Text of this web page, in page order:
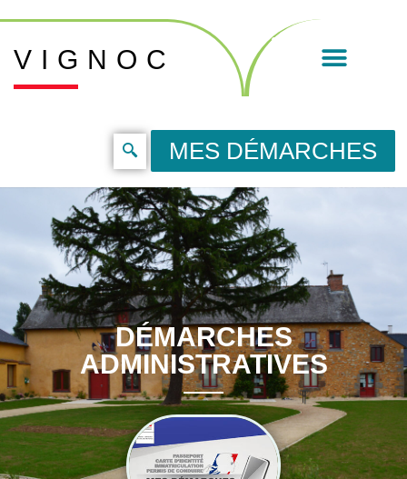
VIGNOC
MES DÉMARCHES
DÉMARCHES
ADMINISTRATIVES